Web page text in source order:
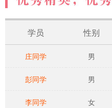
学员 性别
庄同学 男
彭同学 男
李同学 女